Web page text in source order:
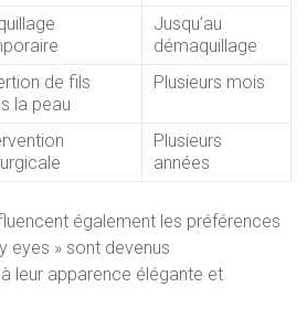
Jusqu’au
démaquillage
de fils
la peau
Plusieurs mois
Plusieurs
années
également les préférences
eyes » sont devenus
leur apparence élégante et